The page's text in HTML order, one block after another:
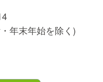
年末年始を除く)